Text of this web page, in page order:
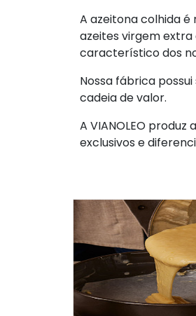
A azeitona colhida
azeites virgem extra
característico dos
Nossa fábrica
cadeia de valor.
A VIANOLEO
exclusivos e